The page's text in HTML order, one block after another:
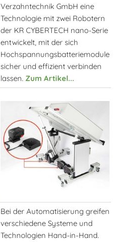
Verzahntechnik GmbH eine
Technologie mit zwei Robotern
der KR CYBERTECH nano-Serie
entwickelt, mit der sich
Hochspannungsbatteriemodule
sicher und effizient verbinden
lassen. Zum Artikel...
Bei der Automatisierung greifen
verschiedene Systeme und
Technologien Hand-in-Hand.